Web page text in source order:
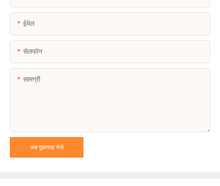
ईमेल
सेलफोन
सामग्री
अब पूछताछ भेजें